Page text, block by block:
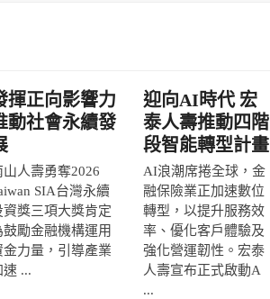
揮正向影響力
動社會永續發
山人壽勇奪2026
SIA台灣永續
資獎三項大獎肯定
鼓勵金融機構運用
金力量，引導產業
速 ...
迎向AI時代 宏
泰人壽推動四階
段智能轉型計畫
AI浪潮席捲全球，金
融保險業正加速數位
轉型，以提升服務效
率、優化客戶體驗及
強化營運韌性。宏泰
人壽宣布正式啟動A
...